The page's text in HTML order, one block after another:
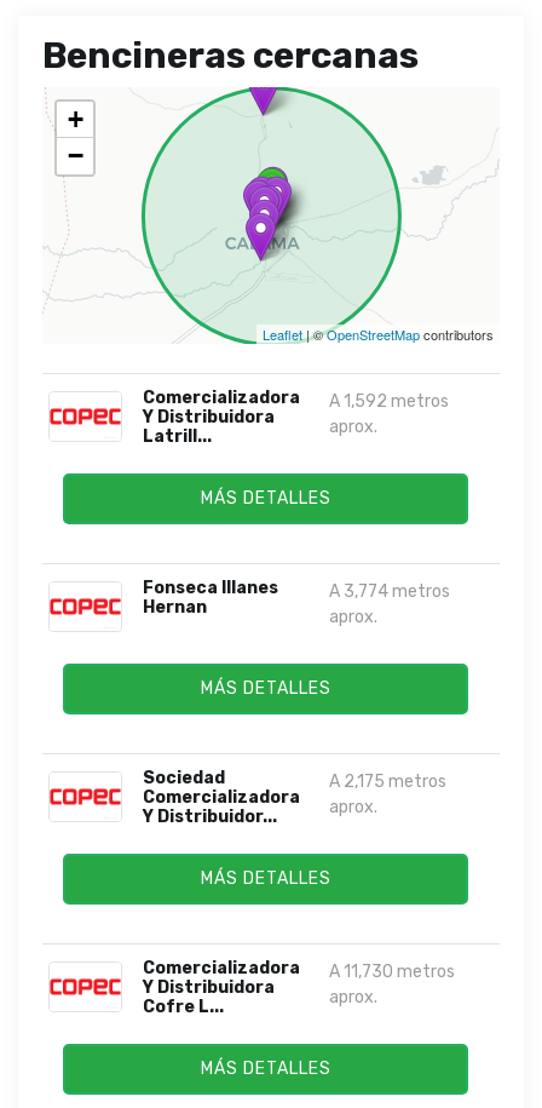
Bencineras cercanas
+
−
Leaflet| ©OpenStreetMapcontributors
Comercializadora
Y Distribuidora
Latrill...
A 1,592 metros
aprox.
MÁS DETALLES
Fonseca Illanes
Hernan
A 3,774 metros
aprox.
MÁS DETALLES
Sociedad
Comercializadora
Y Distribuidor...
A 2,175 metros
aprox.
MÁS DETALLES
Comercializadora
Y Distribuidora
Cofre L...
A 11,730 metros
aprox.
MÁS DETALLES